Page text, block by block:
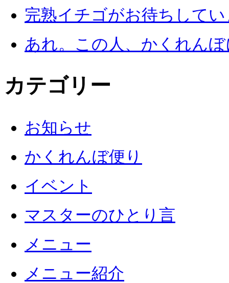
完熟イチゴがお待ちして
あれ。この人、かくれん
カテゴリー
お知らせ
かくれんぼ便り
イベント
マスターのひとり言
メニュー
メニュー紹介